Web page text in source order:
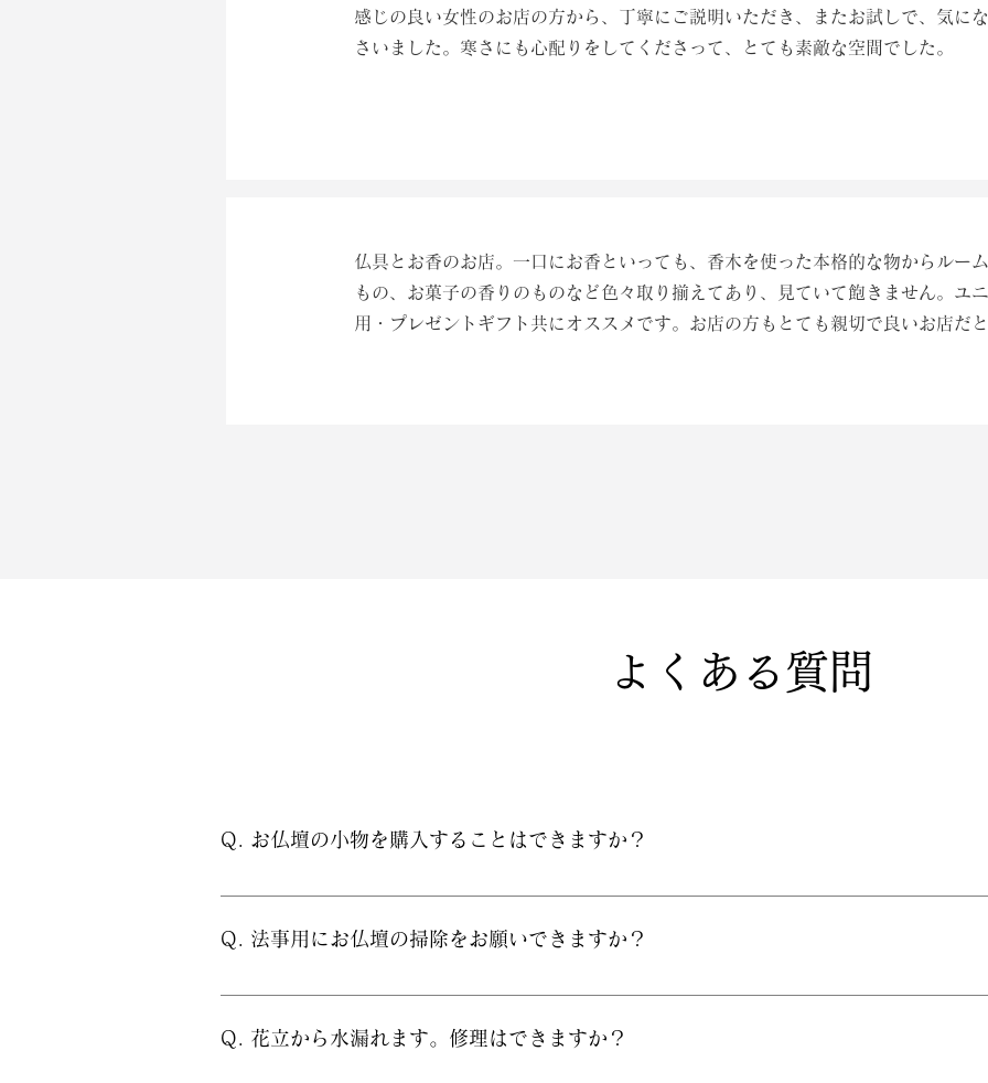
感じの良い女性のお店の方から、丁寧にご説明いただき、またお試しで、気に
さいました。寒さにも心配りをしてくださって、とても素敵な空間でした。
仏具とお香のお店。一口にお香といっても、香木を使った本格的な物からルー
もの、お菓子の香りのものなど色々取り揃えてあり、見ていて飽きません。ユ
用・プレゼントギフト共にオススメです。お店の方もとても親切で良いお店だ
よくある質問
Q. お仏壇の小物を購入することはできますか？
A. お電話をいただければ、ご希望のお品をお届け、または発送いたします。 Tel：
Q. 法事用にお仏壇の掃除をお願いできますか？
A. 半日ほどお時間をいただければ、お仏壇を清掃いたします。 料金：￥15,000～
Q. 花立から水漏れます。修理はできますか？